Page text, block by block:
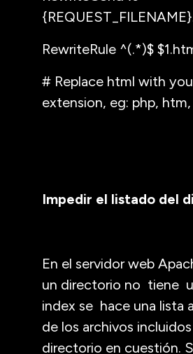
RewriteRule ^(.*)$
# Replace html with
extension, eg: php, htm,
Impedir el listado del
En el servidor web
un directorio no tiene
index se hace una lista
de los archivos
directorio en cuestión.